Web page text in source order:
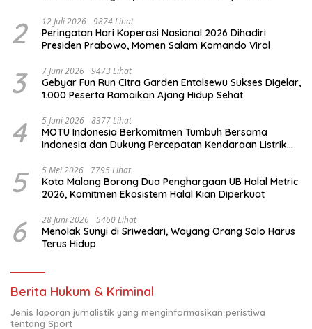
2 12 Juli 2026 9874 Lihat
Peringatan Hari Koperasi Nasional 2026 Dihadiri
Presiden Prabowo, Momen Salam Komando Viral
3 7 Juni 2026 9473 Lihat
Gebyar Fun Run Citra Garden Entalsewu Sukses Digelar,
1.000 Peserta Ramaikan Ajang Hidup Sehat
4 5 Juni 2026 8377 Lihat
MOTU Indonesia Berkomitmen Tumbuh Bersama
Indonesia dan Dukung Percepatan Kendaraan Listrik
5 5 Mei 2026 7795 Lihat
Kota Malang Borong Dua Penghargaan UB Halal Metric
2026, Komitmen Ekosistem Halal Kian Diperkuat
6 28 Juni 2026 5460 Lihat
Menolak Sunyi di Sriwedari, Wayang Orang Solo Harus
Terus Hidup
Berita Hukum & Kriminal
Jenis laporan jurnalistik yang menginformasikan peristiwa
tentang Sport